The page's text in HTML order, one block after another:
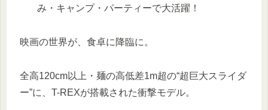
み・キャンプ・パーティーで大活躍！
映画の世界が、食卓に降臨に。
全高120cm以上・麺の高低差1m超の“超巨大スライダ
ー”に、T-REXが搭載された衝撃モデル。